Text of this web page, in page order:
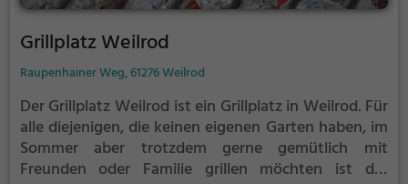
Grillplatz Weilrod
Raupenhainer Weg, 61276 Weilrod
Der Grillplatz Weilrod ist ein Grillplatz in Weilrod. Für
alle diejenigen, die keinen eigenen Garten haben, im
Sommer aber trotzdem gerne gemütlich mit
Freunden oder Familie grillen möchten ist der